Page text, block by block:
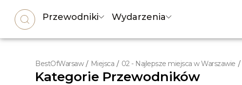
Przewodniki Wydarzenia
BestOfWarsaw / Miejsca / 02 - Najlepsze miejsca w Warszawie /
Kategorie Przewodników